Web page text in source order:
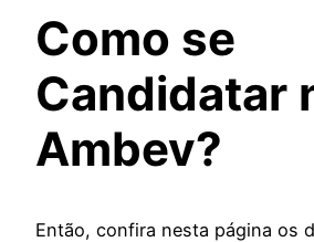
Como se
Candidatar
Ambev?
Então, confira nesta página os